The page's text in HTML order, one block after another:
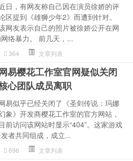
日，有网友称自己因在演员徐娇的评
区提到《雄狮少年2》而遭到针对。
网友表示自己的照片被徐娇公开在网
络暴力。 前几天，...
364 文章列表
易樱花工作室官网疑似关闭
心团队成员离职
易似乎已经关闭了《圣剑传说：玛娜
象》开发商樱花工作室的官方网站，
目前访问该网站时显示“404”。这家游戏
者共同组成，成立...
696 文章列表